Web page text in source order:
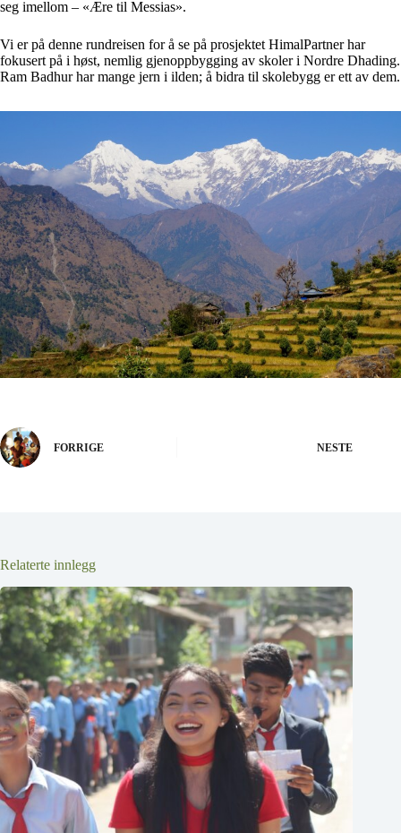
seg imellom – «Ære til Messias».
Vi er på denne rundreisen for å se på prosjektet HimalPartner har
fokusert på i høst, nemlig gjenoppbygging av skoler i Nordre Dhading.
Ram Badhur har mange jern i ilden; å bidra til skolebygg er ett av dem.
FORRIGE NESTE
Relaterte innlegg